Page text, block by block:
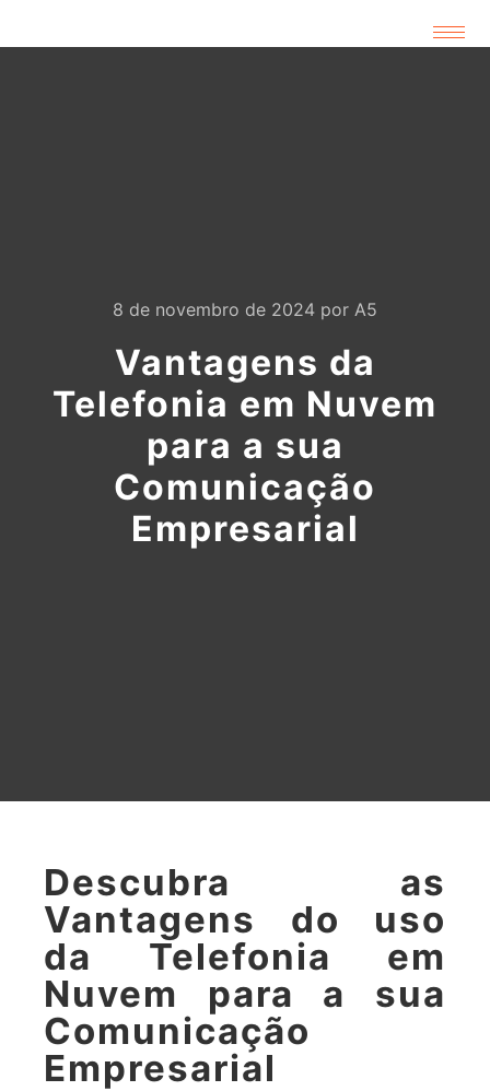
8 de novembro de 2024 por A5
Vantagens da
Telefonia em Nuvem
para a sua
Comunicação
Empresarial
Descubra as
Vantagens do uso
da Telefonia em
Nuvem para a sua
Comunicação
Empresarial